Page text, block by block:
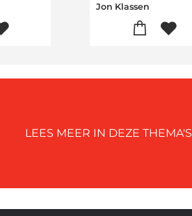
Jon Klassen
LEES MEER IN DEZE THEMA'S